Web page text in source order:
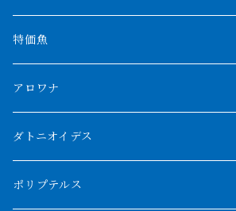
特価魚
アロワナ
クンパイ
アブソリュートレッド
ダトニオイデス
シャムタイガー
ポリプテルス